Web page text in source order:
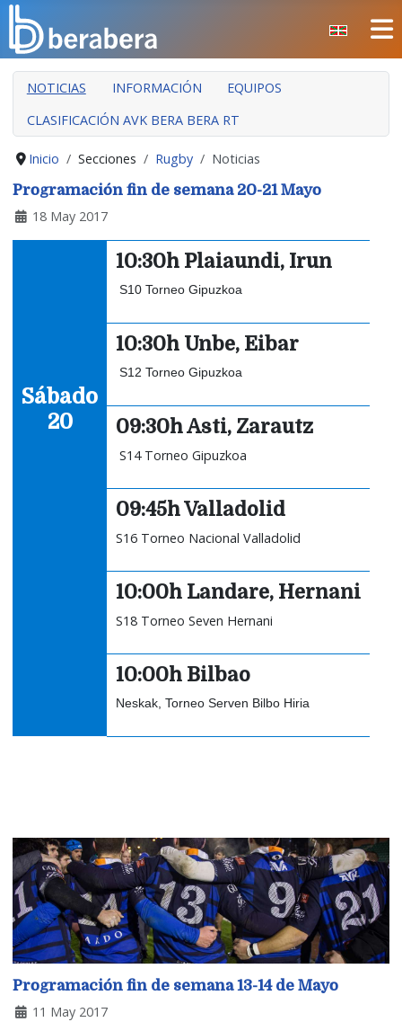
CERRAR
INICIO
CLUB
MANTEO
SECCIONES
EVENTOS
PREVENCIÓN DE LA VIOLENCIA
NOTICIAS INFORMACIÓN
EQUIPOS
CLASIFICACIÓN AVK BERA BERA RT
Inicio Secciones Rugby
Noticias
Programación fin de semana 20-21 Mayo
18 May 2017
Sábado
20
10:30h Plaiaundi, Irun
S10 Torneo Gipuzkoa
10:30h Unbe, Eibar
S12 Torneo Gipuzkoa
09:30h Asti, Zarautz
S14 Torneo Gipuzkoa
09:45h Valladolid
S16 Torneo Nacional Valladolid
10:00h Landare, Hernani
S18 Torneo Seven Hernani
10:00h Bilbao
Neskak, Torneo Serven Bilbo Hiria
Programación fin de semana 13-14 de Mayo
11 May 2017